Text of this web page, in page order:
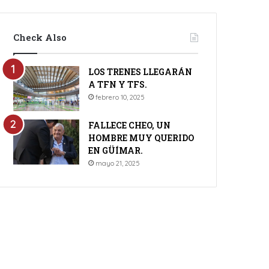
Check Also
LOS TRENES LLEGARÁN
A TFN Y TFS.
febrero 10, 2025
FALLECE CHEO, UN
HOMBRE MUY QUERIDO
EN GÜÍMAR.
mayo 21, 2025